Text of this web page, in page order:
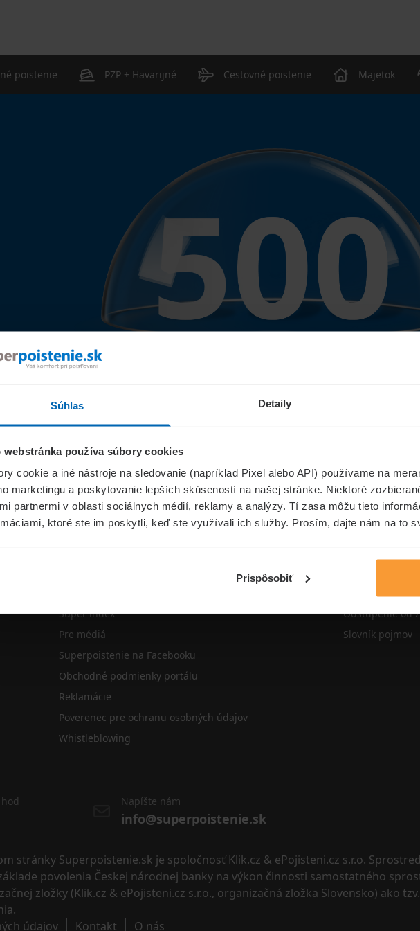
Súhlas Detaily
webstránka používa súbory cookies
cookie a iné nástroje na sledovanie (napríklad Pixel alebo API) používame na
marketingu a poskytovanie lepších skúseností na našej stránke. Niektoré
partnermi v oblasti sociálnych médií, reklamy a analýzy. Tí zasa môžu tieto
ktoré ste im poskytli, keď ste využívali ich služby. Prosím, dajte nám na to
Prispôsobiť
poistenie PZP + Havarijné Cestovné poistenie Majetok
Niečo sa pokazilo...
Super index
Pre médiá
Superpoistenie na Facebooku
Obchodné podmienky portálu
Reklamácie
Poverenec pre ochranu osobných údajov
Whistleblowing
Poisťovne
Odstúpenie od
Slovník pojmov
Napíšte nám
info@superpoistenie.sk
stránky Superpoistenie.sk je spoločnosť Klik.cz & ePojisteni.cz s.r.o.
povolenia Českej národnej banky na výkon činnosti samostatného
zložky (Klik.cz & ePojisteni.cz s.r.o., organizačná zložka Slovensko) ako
údajov
Kontakt O nás